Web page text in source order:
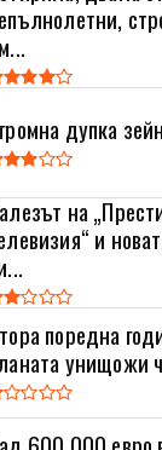
дупка
на
и
поредна
унищожи